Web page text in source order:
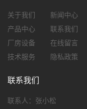
关于我们
产品中心
厂房设备
技术服务
新闻中心
联系我们
在线留言
隐私政策
联系我们
联系人：张小松